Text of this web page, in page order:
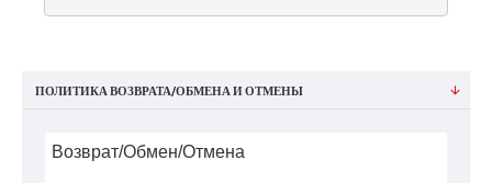
ПОЛИТИКА ВОЗВРАТА/ОБМЕНА И ОТМЕНЫ
Возврат/Обмен/Отмена